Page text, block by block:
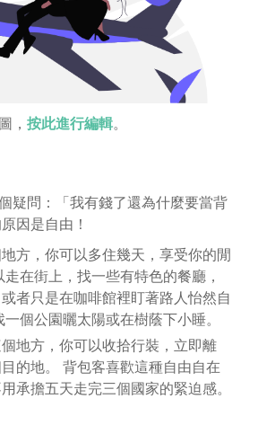
， 按此進行編輯。
疑問：「我有錢了還為什麼要當背
因是自由！
方，你可以多住幾天，享受你的閒
在街上，找一些有特色的餐廳，
者只是在咖啡館裡盯著路人怡然自
個公園曬太陽或在樹蔭下小睡。
地方，你可以收拾行裝，立即離
的地。 背包客喜歡這種自由自在
承擔五天走完三個國家的緊迫感。